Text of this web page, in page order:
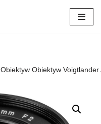
Obiektyw Obiektyw